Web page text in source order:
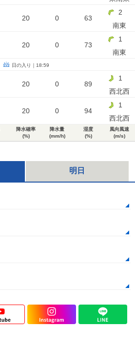
20 0 63
2
南東
20 0 73
1
南東
日の入り｜18:59
20 0 89
1
西北西
20 0 94
1
西北西
降水確率
(%)
降水量
(mm/h)
湿度
(%)
風向風速
(m/s)
明日